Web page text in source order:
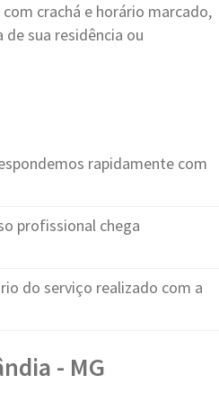
crachá e horário marcado,
sua residência ou
rapidamente com
profissional chega
do serviço realizado com a
- MG